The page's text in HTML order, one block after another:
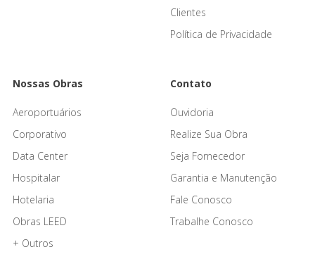
Clientes
Política de Privacidade
Nossas Obras
Aeroportuários
Corporativo
Data Center
Hospitalar
Hotelaria
Obras LEED
+ Outros
Contato
Ouvidoria
Realize Sua Obra
Seja Fornecedor
Garantia e Manutenção
Fale Conosco
Trabalhe Conosco